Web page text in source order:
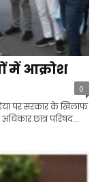
में आक्रोश
0
पर सरकार के खिलाफ
छात्र परिषद...